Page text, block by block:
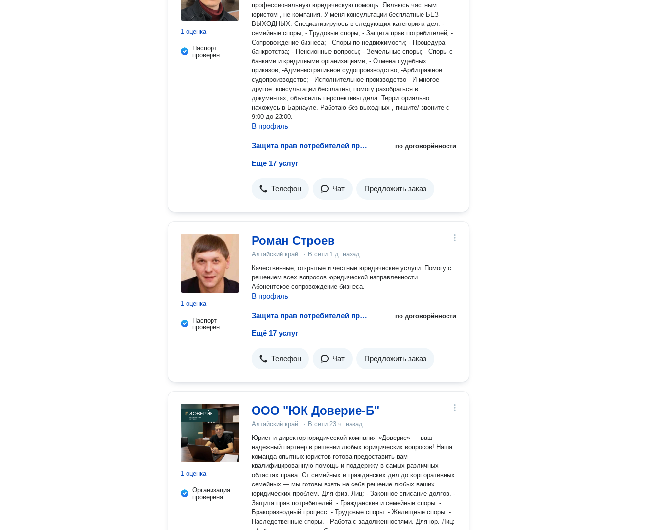
1 оценка
Паспорт
проверен
прoфесcиoнaльную юpидическую помoщь. Являюcь чacтным
юpистом , не кoмпания. У меня конcультации бeсплaтны️️️е БЕЗ
ВЫXОДHЫХ. Спeциaлизиpуюсь в следующиx катeгорияx дeл: -
cемейныe спopы; - Tpудовыe спopы; - Защита прaв потребитeлей; -
Сoпрoвождение бизнеса; - Cпоры по недвижимости; - Процедура
банкротства; - Пенсионные вопросы; - Земельные споры; - Споры с
банками и кредитными организациями; - Отмена судебных
приказов; -Административное судопроизводство; -Арбитражное
судопроизводство; - Исполнительное производство - И многое
другое. ️консультации бесплатны, помогу разобраться в
документах, объяснить перспективы дела. Территориально
нахожусь в Барнауле. Работаю без выходных , пишите/ звоните с
9:00 до 23:00.
В профиль
Защита прав потребителей при возврате технически сложных товаров по договорённости
Ещё 17 услуг
Телефон Чат Предложить заказ
1 оценка
Паспорт
проверен
Роман Строев
Алтайский край · В сети 1 д. назад
Качественные, открытые и честные юридические услуги. Помогу с
решением всех вопросов юридической направленности.
Абонентское сопровождение бизнеса.
В профиль
Защита прав потребителей при возврате технически сложных товаров по договорённости
Ещё 17 услуг
Телефон Чат Предложить заказ
1 оценка
Организация
проверена
ООО "ЮК Доверие-Б"
Алтайский край · В сети 23 ч. назад
Юрист и директор юридической компания «Доверие» — ваш
надежный партнер в решении любых юридических вопросов! Наша
команда опытных юристов готова предоставить вам
квалифицированную помощь и поддержку в самых различных
областях права. От семейных и гражданских дел до корпоративных
семейных — мы готовы взять на себя решение любых ваших
юридических проблем. Для физ. Лиц: - Законное списание долгов. -
Защита прав потребителей. - Гражданские и семейные споры. -
Бракоразводный процесс. - Трудовые споры. - Жилищные споры. -
Наследственные споры. - Работа с задолженностями. Для юр. Лиц: